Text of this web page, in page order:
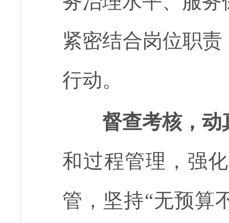
紧密结合岗位职
行动。
督查考核，动
和过程管理，强
管，坚持“无预算